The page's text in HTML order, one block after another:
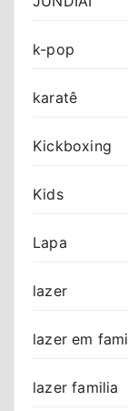
k-pop
karatê
Kickboxing
Kids
Lapa
lazer
lazer em
lazer familia